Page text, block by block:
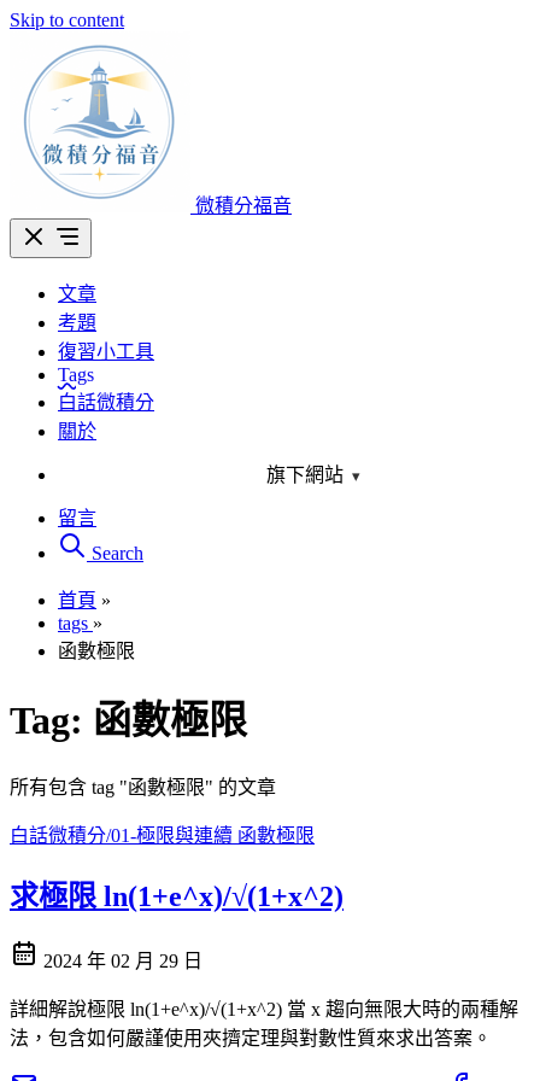
Skip to content
微積分福音
文章
考題
復習小工具
Tags
白話微積分
關於
旗下網站 ▾
留言
Search
首頁 »
tags »
函數極限
Tag: 函數極限
所有包含 tag "函數極限" 的文章
白話微積分/01-極限與連續 函數極限
求極限 ln(1+e^x)/√(1+x^2)
2024 年 02 月 29 日
詳細解說極限 ln(1+e^x)/√(1+x^2) 當 x 趨向無限大時的兩種解
法，包含如何嚴謹使用夾擠定理與對數性質來求出答案。